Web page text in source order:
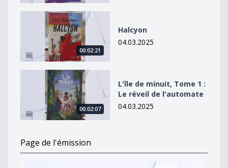
Halcyon
00:02:21
Halcyon
04.03.2025
L&#039;île de minuit, Tome 1 : Le réveil de
00:02:07
L'île de minuit, Tome 1 :
Le réveil de l'automate
04.03.2025
Page de l'émission